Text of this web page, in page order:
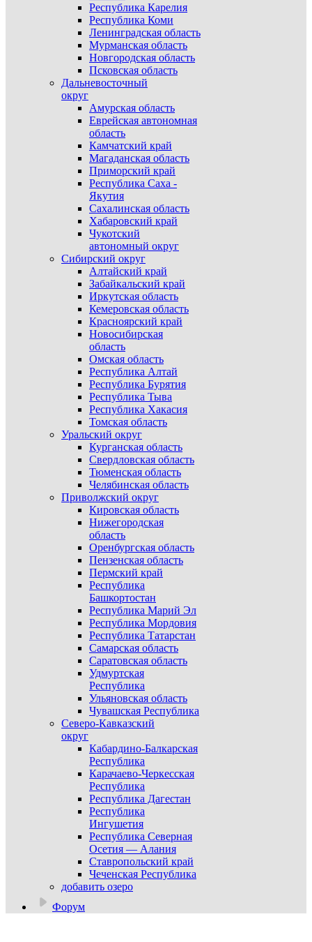
Республика Карелия
Республика Коми
Ленинградская область
Мурманская область
Новгородская область
Псковская область
Дальневосточный
округ
Амурская область
Еврейская автономная
область
Камчатский край
Магаданская область
Приморский край
Республика Саха -
Якутия
Сахалинская область
Хабаровский край
Чукотский
автономный округ
Сибирский округ
Алтайский край
Забайкальский край
Иркутская область
Кемеровская область
Красноярский край
Новосибирская
область
Омская область
Республика Алтай
Республика Бурятия
Республика Тыва
Республика Хакасия
Томская область
Уральский округ
Курганская область
Свердловская область
Тюменская область
Челябинская область
Приволжский округ
Кировская область
Нижегородская
область
Оренбургская область
Пензенская область
Пермский край
Республика
Башкортостан
Республика Марий Эл
Республика Мордовия
Республика Татарстан
Самарская область
Саратовская область
Удмуртская
Республика
Ульяновская область
Чувашская Республика
Северо-Кавказский
округ
Кабардино-Балкарская
Республика
Карачаево-Черкесская
Республика
Республика Дагестан
Республика
Ингушетия
Республика Северная
Осетия — Алания
Ставропольский край
Чеченская Республика
добавить озеро
Форум